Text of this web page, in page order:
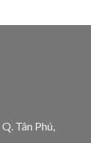
Tân Phú,